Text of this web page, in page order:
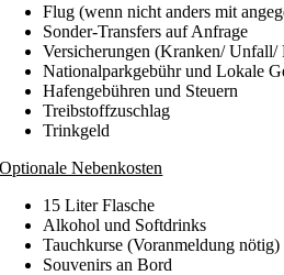
Flug (wenn nicht anders mit
Sonder-Transfers auf Anfrage
Versicherungen (Kranken/ Unfall/
Nationalparkgebühr und Lokale
Hafengebühren und Steuern
Treibstoffzuschlag
Trinkgeld
Optionale Nebenkosten
15 Liter Flasche
Alkohol und Softdrinks
Tauchkurse (Voranmeldung nötig)
Souvenirs an Bord